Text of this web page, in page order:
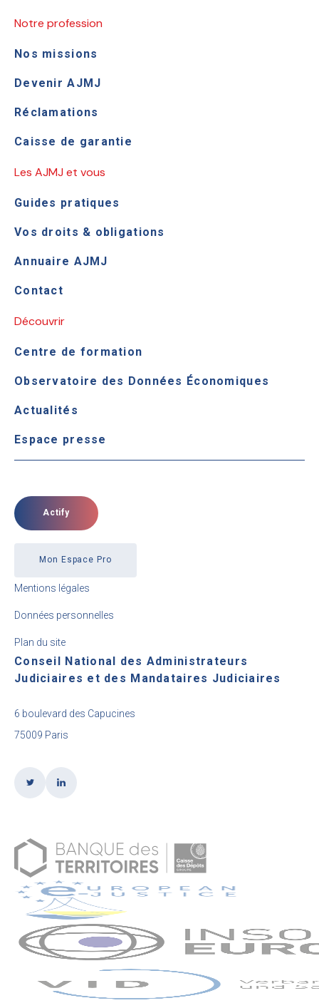
Notre profession
Nos missions
Devenir AJMJ
Réclamations
Caisse de garantie
Les AJMJ et vous
Guides pratiques
Vos droits & obligations
Annuaire AJMJ
Contact
Découvrir
Centre de formation
Observatoire des Données Économiques
Actualités
Espace presse
Actify
Mon Espace Pro
Mentions légales
Données personnelles
Plan du site
Conseil National des Administrateurs
Judiciaires et des Mandataires Judiciaires
6 boulevard des Capucines
75009 Paris